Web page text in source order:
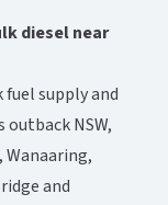
diesel near
fuel supply and
NSW,
and